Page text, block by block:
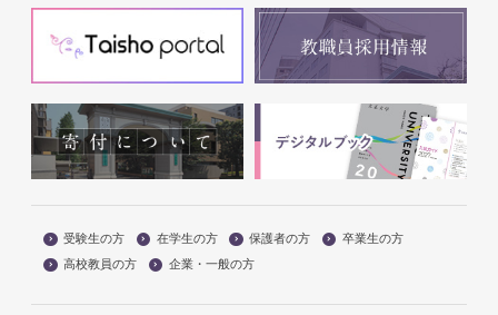
受験生の方 在学生の方 保護者の方
卒業生の方
高校教員の方
企業・一般の方